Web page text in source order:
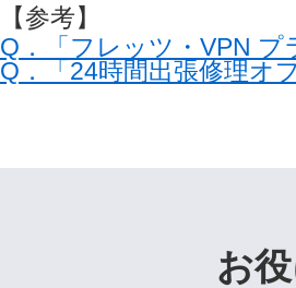
【参考】
Q．「フレッツ・VPN プ
Q．「24時間出張修理オ
お